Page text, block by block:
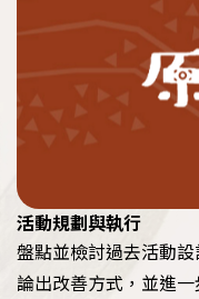
活動規劃與執行
盤點並檢討過去活動
論出改善方式，並進